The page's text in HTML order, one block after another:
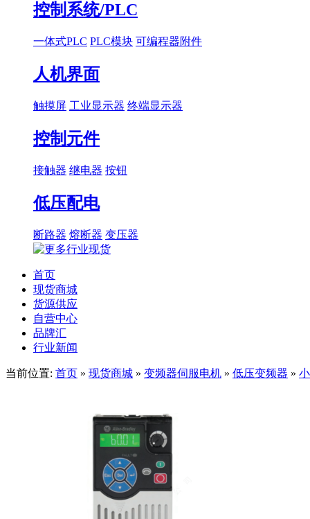
控制系统/PLC
一体式PLC PLC模块 可编程器附件
人机界面
触摸屏 工业显示器 终端显示器
控制元件
接触器 继电器 按钮
低压配电
断路器 熔断器 变压器
首页
现货商城
货源供应
自营中心
品牌汇
行业新闻
当前位置: 首页 » 现货商城 » 变频器伺服电机 » 低压变频器 »